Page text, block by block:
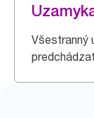
Všestranný